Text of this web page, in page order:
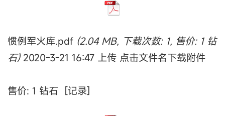
惯例军火库.pdf (2.04 MB, 下载次数: 1, 售价: 1 钻
石) 2020-3-21 16:47 上传 点击文件名下载附件
售价: 1 钻石 [记录]